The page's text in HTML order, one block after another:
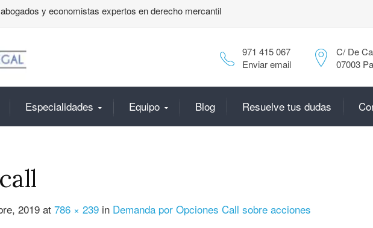
y economistas expertos en derecho mercantil
C/ De
07003
971 415 067
Enviar email
Especialidades Equipo Blog Resuelve tus dudas
2019 at 786 × 239 in Demanda por Opciones Call sobre acciones